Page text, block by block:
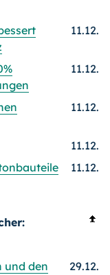
11.12.
11.12.
11.12.
11.12.
11.12.
und den
29.12.